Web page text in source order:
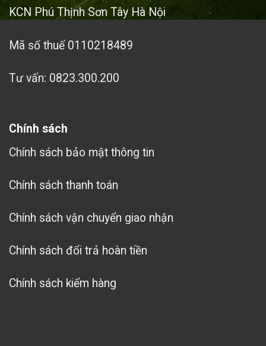
KCN Phú Thịnh Sơn Tây Hà Nội
Mã số thuế 0110218489
Tư vấn: 0823.300.200
Chính sách
Chính sách bảo mật thông tin
Chính sách thanh toán
Chính sách vận chuyển giao nhận
Chính sách đổi trả hoàn tiền
Chính sách kiểm hàng